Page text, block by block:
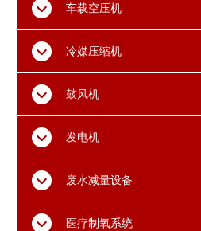
车载空压机
冷媒压缩机
鼓风机
发电机
废水减量设备
医疗制氧系统